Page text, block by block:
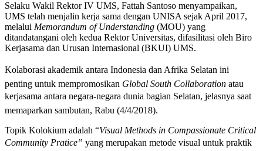
Selaku Wakil Rektor IV UMS, Fattah Santoso menyampaikan,
UMS telah menjalin kerja sama dengan UNISA sejak April 2017,
melalui Memorandum of Understanding (MOU) yang
ditandatangani oleh kedua Rektor Universitas, difasilitasi oleh Biro
Kerjasama dan Urusan Internasional (BKUI) UMS.
Kolaborasi akademik antara Indonesia dan Afrika Selatan ini
penting untuk mempromosikan Global South Collaboration atau
kerjasama antara negara-negara dunia bagian Selatan, jelasnya saat
memaparkan sambutan, Rabu (4/4/2018).
Topik Kolokium adalah “Visual Methods in Compassionate Critical
Community Pratice” yang merupakan metode visual untuk praktik